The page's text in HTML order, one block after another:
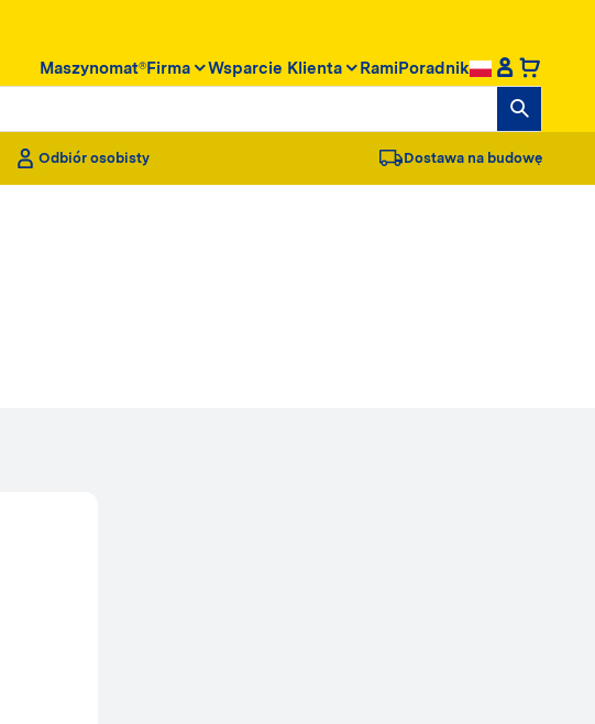
Maszynomat®Firma Wsparcie Klienta RamiPoradnik
Odbiór osobisty Dostawa na budowę